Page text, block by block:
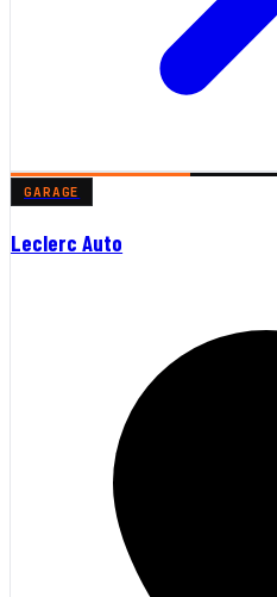
GARAGE
Leclerc Auto